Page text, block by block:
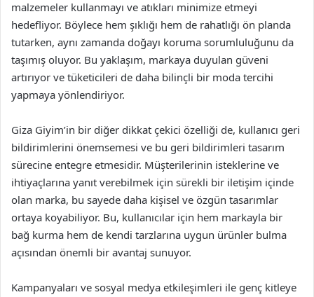
malzemeler kullanmayı ve atıkları minimize etmeyi
hedefliyor. Böylece hem şıklığı hem de rahatlığı ön planda
tutarken, aynı zamanda doğayı koruma sorumluluğunu da
taşımış oluyor. Bu yaklaşım, markaya duyulan güveni
artırıyor ve tüketicileri de daha bilinçli bir moda tercihi
yapmaya yönlendiriyor.
Giza Giyim’in bir diğer dikkat çekici özelliği de, kullanıcı geri
bildirimlerini önemsemesi ve bu geri bildirimleri tasarım
sürecine entegre etmesidir. Müşterilerinin isteklerine ve
ihtiyaçlarına yanıt verebilmek için sürekli bir iletişim içinde
olan marka, bu sayede daha kişisel ve özgün tasarımlar
ortaya koyabiliyor. Bu, kullanıcılar için hem markayla bir
bağ kurma hem de kendi tarzlarına uygun ürünler bulma
açısından önemli bir avantaj sunuyor.
Kampanyaları ve sosyal medya etkileşimleri ile genç kitleye